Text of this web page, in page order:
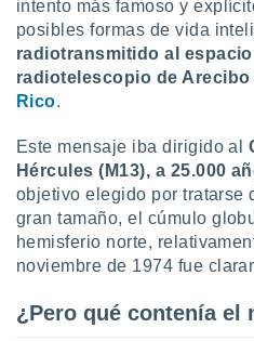
sitio
En
de que
sean
el sitio
se
para
o
aunque
intento más famoso y
posibles formas de vida
radiotransmitido al espacio
radiotelescopio de Arecibo
Rico.
Este mensaje iba dirigido al
Hércules (M13), a 25.000
objetivo elegido por tratarse
gran tamaño, el cúmulo
hemisferio norte,
noviembre de 1974 fue
¿Pero qué contenía el